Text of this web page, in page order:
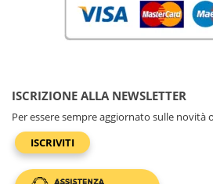
ISCRIZIONE ALLA NEWSLETTER
Per essere sempre aggiornato sulle novità
ISCRIVITI